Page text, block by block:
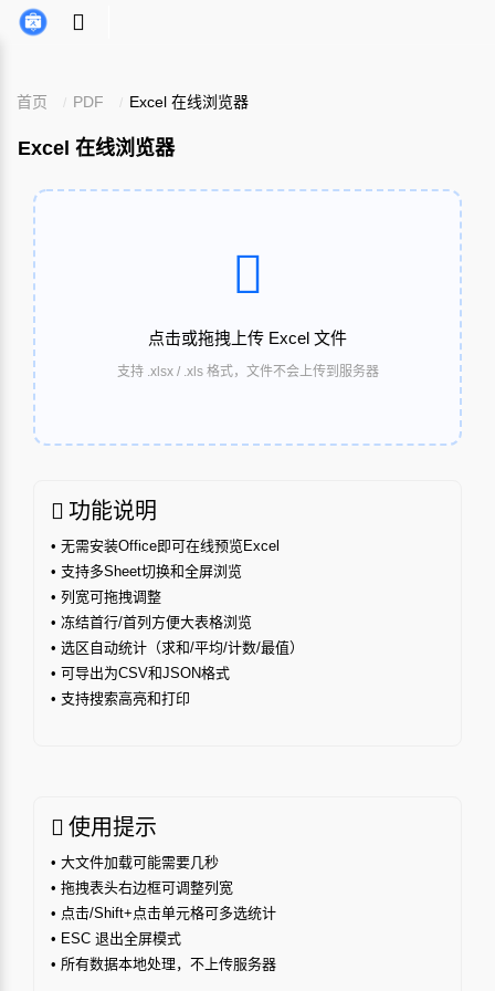
首页 PDF Excel 在线浏览器
Excel 在线浏览器
点击或拖拽上传 Excel 文件
支持 .xlsx / .xls 格式，文件不会上传到服务器
功能说明
• 无需安装Office即可在线预览Excel
• 支持多Sheet切换和全屏浏览
• 列宽可拖拽调整
• 冻结首行/首列方便大表格浏览
• 选区自动统计（求和/平均/计数/最值）
• 可导出为CSV和JSON格式
• 支持搜索高亮和打印
使用提示
• 大文件加载可能需要几秒
• 拖拽表头右边框可调整列宽
• 点击/Shift+点击单元格可多选统计
• ESC 退出全屏模式
• 所有数据本地处理，不上传服务器